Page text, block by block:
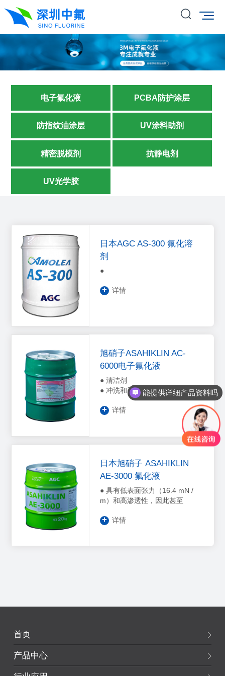
电子氟化液 PCBA防护涂层
防指纹油涂层 UV涂料助剂
精密脱模剂 抗静电剂
UV光学胶
日本AGC AS-300 氟化溶
剂
●
+ 详情
旭硝子ASAHIKLIN AC-
6000电子氟化液
● 清洁剂
● 冲洗和干燥剂
+ 详情
日本旭硝子 ASAHIKLIN
AE-3000 氟化液
● 具有低表面张力（16.4 mN /
m）和高渗透性，因此甚至
+ 详情
首页
产品中心
能提供详细产品资料吗